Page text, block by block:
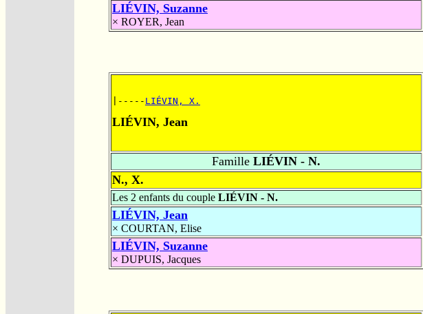
LIÉVIN, Suzanne
× ROYER, Jean
|----- LIÉVIN, X.
LIÉVIN, Jean
Famille LIÉVIN - N.
N., X.
Les 2 enfants du couple LIÉVIN - N.
LIÉVIN, Jean
× COURTAN, Elise
LIÉVIN, Suzanne
× DUPUIS, Jacques